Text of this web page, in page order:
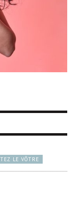
LE VÔTRE